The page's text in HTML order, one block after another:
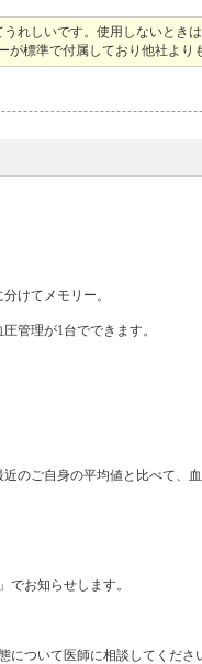
れしいです。使用しないとき
標準で付属しており他社より
けてメモリー。
管理が1台でできます。
のご自身の平均値と比べて、
でお知らせします。
ついて医師に相談してくださ